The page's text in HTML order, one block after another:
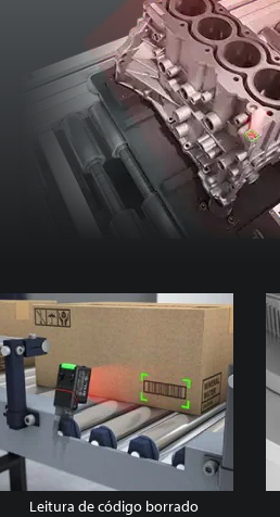
Leitura de código borrado